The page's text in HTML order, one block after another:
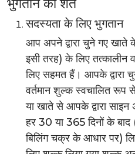
सदस्यता के लिए भुगतान
आप अपने द्वारा चुने गए खाते
इसी तरह) के लिए तत्कालीन
लिए सहमत हैं। आपके द्वारा
वर्तमान शुल्क स्वचालित
या खाते से आपके द्वारा
हर 30 या 365 दिनों के
बिलिंग चक्र के आधार पर)